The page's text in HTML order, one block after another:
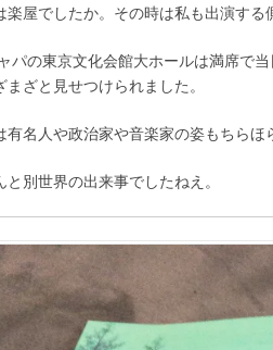
楽屋でしたか。その時は私も出演する
パの東京文化会館大ホールは満席で
ざと見せつけられました。
有名人や政治家や音楽家の姿もちらほ
と別世界の出来事でしたねえ。